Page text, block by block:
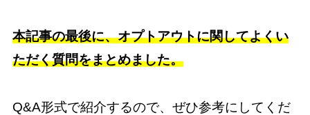
本記事の最後に、オプトアウトに関してよくい
ただく質問をまとめました。
Q&A形式で紹介するので、ぜひ参考にしてくだ